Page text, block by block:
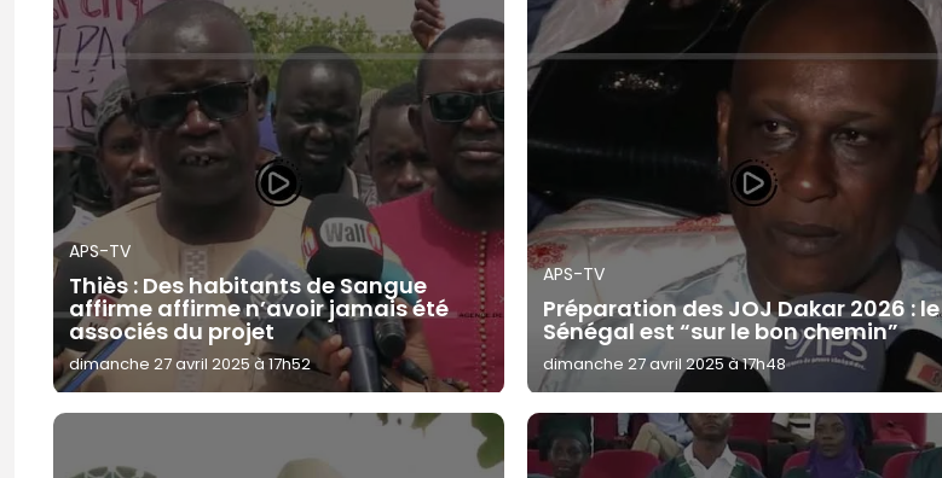
APS-TV
Thiès : Des habitants de Sangue
affirme affirme n’avoir jamais été
associés du projet
dimanche 27 avril 2025 à 17h52
APS-TV
Préparation des JOJ Dakar 2026 : le
Sénégal est “sur le bon chemin”
dimanche 27 avril 2025 à 17h48